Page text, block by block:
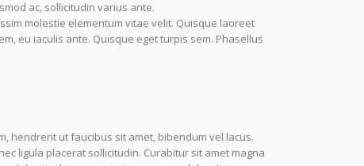
ac, sollicitudin varius ante.
molestie elementum vitae velit. Quisque laoreet
eu iaculis ante. Quisque eget turpis sem. Phasellus
hendrerit ut faucibus sit amet, bibendum vel lacus.
ligula placerat sollicitudin. Curabitur sit amet magna